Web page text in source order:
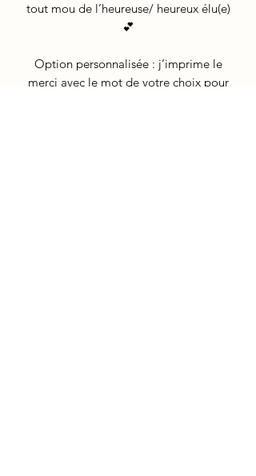
tout mou de l’heureuse/ heureux élu(e)
💕
Option personnalisée : j’imprime le
merci avec le mot de votre choix pour